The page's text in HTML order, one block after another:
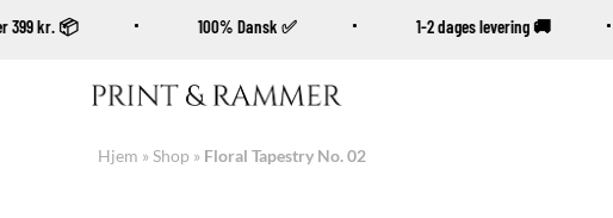
399 kr. 📦 100% Dansk ✅ 1-2 dages levering 🚚
Hjem »Shop » Floral Tapestry No. 02